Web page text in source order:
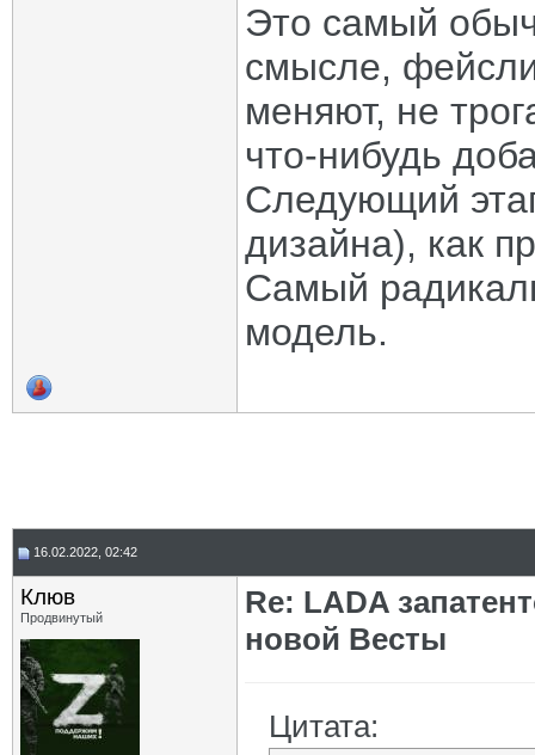
Это самый
смысле,
меняют, не
что-нибудь
Следующий
дизайна), как
Самый
модель.
16.02.2022, 02:42
Клюв
Продвинутый
Re: LADA
новой Весты
Цитата: